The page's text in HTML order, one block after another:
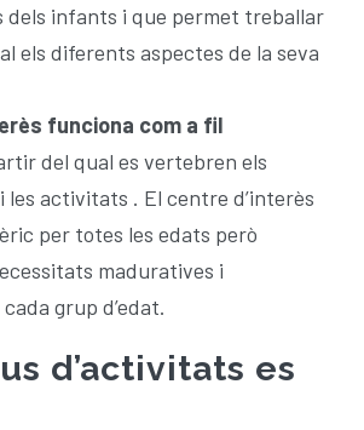
dels infants i que permet treballar
els diferents aspectes de la seva
funciona com a fil
del qual es vertebren els
les activitats . El centre d’interès
per totes les edats però
maduratives i
grup d’edat.
d’activitats es